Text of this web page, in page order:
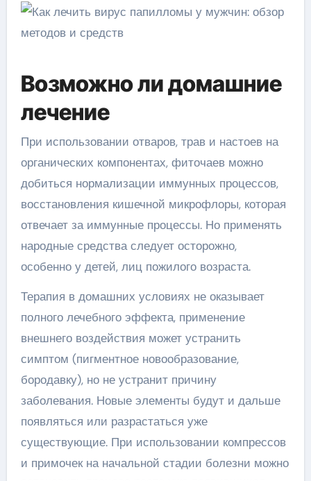
Возможно ли домашние
лечение
При использовании отваров, трав и настоев на
органических компонентах, фиточаев можно
добиться нормализации иммунных процессов,
восстановления кишечной микрофлоры, которая
отвечает за иммунные процессы. Но применять
народные средства следует осторожно,
особенно у детей, лиц пожилого возраста.
Терапия в домашних условиях не оказывает
полного лечебного эффекта, применение
внешнего воздействия может устранить
симптом (пигментное новообразование,
бородавку), но не устранит причину
заболевания. Новые элементы будут и дальше
появляться или разрастаться уже
существующие. При использовании компрессов
и примочек на начальной стадии болезни можно